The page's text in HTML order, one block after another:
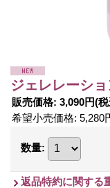
ジェレレーシ
販売価格: 3,090円(
希望小売価格: 5,280
数量:
返品特約に関する